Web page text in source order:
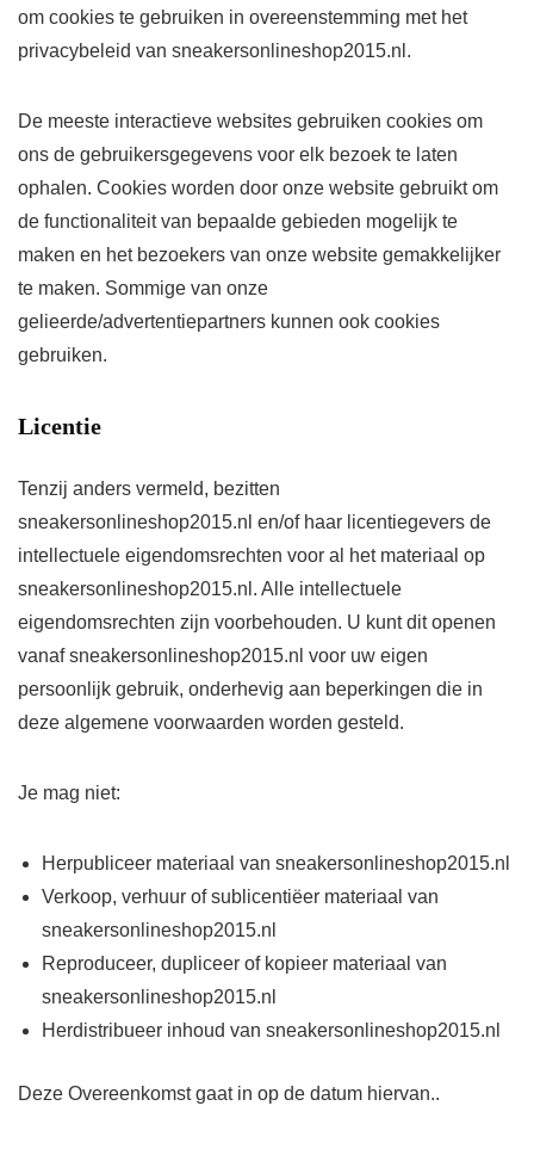
om cookies te gebruiken in overeenstemming met het
privacybeleid van sneakersonlineshop2015.nl.
De meeste interactieve websites gebruiken cookies om
ons de gebruikersgegevens voor elk bezoek te laten
ophalen. Cookies worden door onze website gebruikt om
de functionaliteit van bepaalde gebieden mogelijk te
maken en het bezoekers van onze website gemakkelijker
te maken. Sommige van onze
gelieerde/advertentiepartners kunnen ook cookies
gebruiken.
Licentie
Tenzij anders vermeld, bezitten
sneakersonlineshop2015.nl en/of haar licentiegevers de
intellectuele eigendomsrechten voor al het materiaal op
sneakersonlineshop2015.nl. Alle intellectuele
eigendomsrechten zijn voorbehouden. U kunt dit openen
vanaf sneakersonlineshop2015.nl voor uw eigen
persoonlijk gebruik, onderhevig aan beperkingen die in
deze algemene voorwaarden worden gesteld.
Je mag niet:
Herpubliceer materiaal van sneakersonlineshop2015.nl
Verkoop, verhuur of sublicentiëer materiaal van
sneakersonlineshop2015.nl
Reproduceer, dupliceer of kopieer materiaal van
sneakersonlineshop2015.nl
Herdistribueer inhoud van sneakersonlineshop2015.nl
Deze Overeenkomst gaat in op de datum hiervan..